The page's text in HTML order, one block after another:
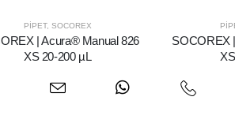
PIPET, SOCOREX
| Acura® Manual 826
XS 20-200 µL
SOCOREX